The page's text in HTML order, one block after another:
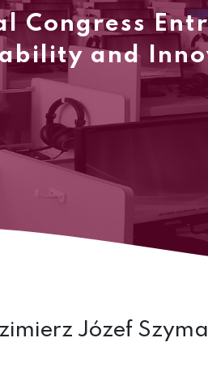
Congress
and
Józef